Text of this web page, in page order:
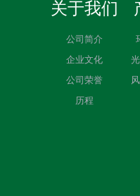
关于我们
公司简介
企业文化
公司荣誉
历程